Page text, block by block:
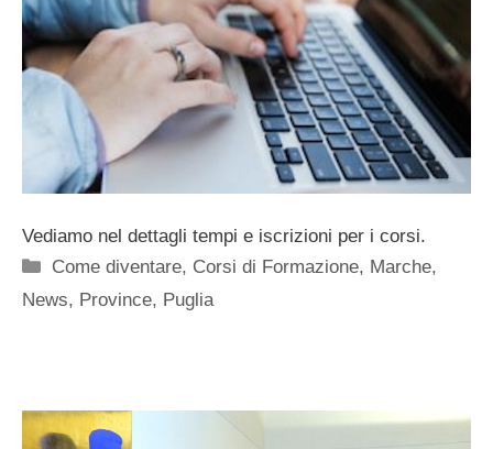
Vediamo nel dettagli tempi e iscrizioni per i corsi.
Categorie
Come diventare, Corsi di Formazione, Marche,
News, Province, Puglia